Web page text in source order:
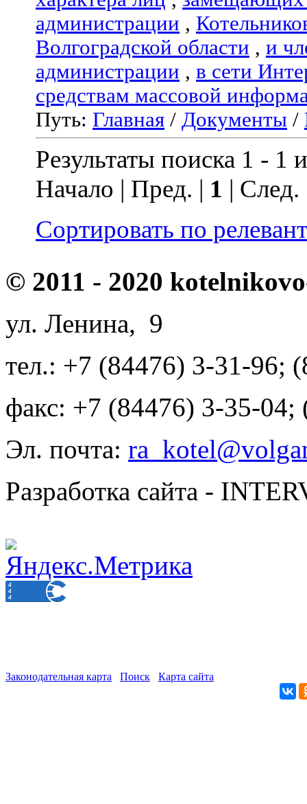
администрации ,
Волгоградской области , и
администрации , в сети
средствам массовой
Путь: Главная / Документы /
Результаты поиска 1 - 1
Начало | Пред. | 1 |
Сортировать по
© 2011 - 2020
ул. Ленина, 9
тел.: +7 (84476) 3-31-96;
факс: +7 (84476) 3-35-04;
Эл. почта:
Разработка сайта -
Законодательная карта Поиск Карта сайта